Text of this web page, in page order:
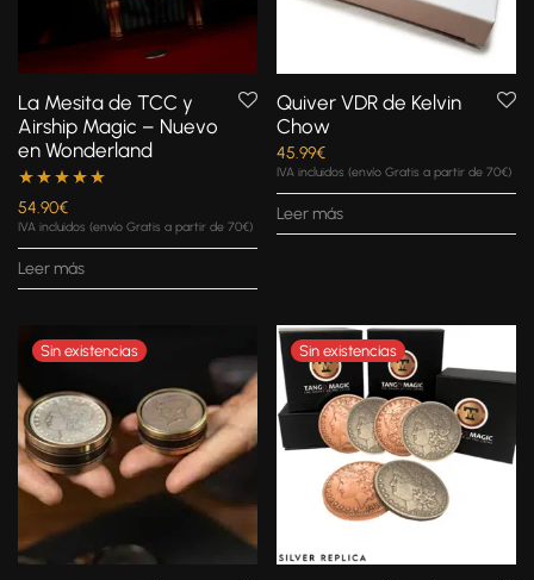
La Mesita de TCC y
Airship Magic – Nuevo
en Wonderland
Valorado con
54.90€
IVA incluidos (envío Gratis a partir de 70€)
Leer más
Quiver VDR de Kelvin
Chow
45.99€
IVA incluidos (envío Gratis a partir de 70€)
Leer más